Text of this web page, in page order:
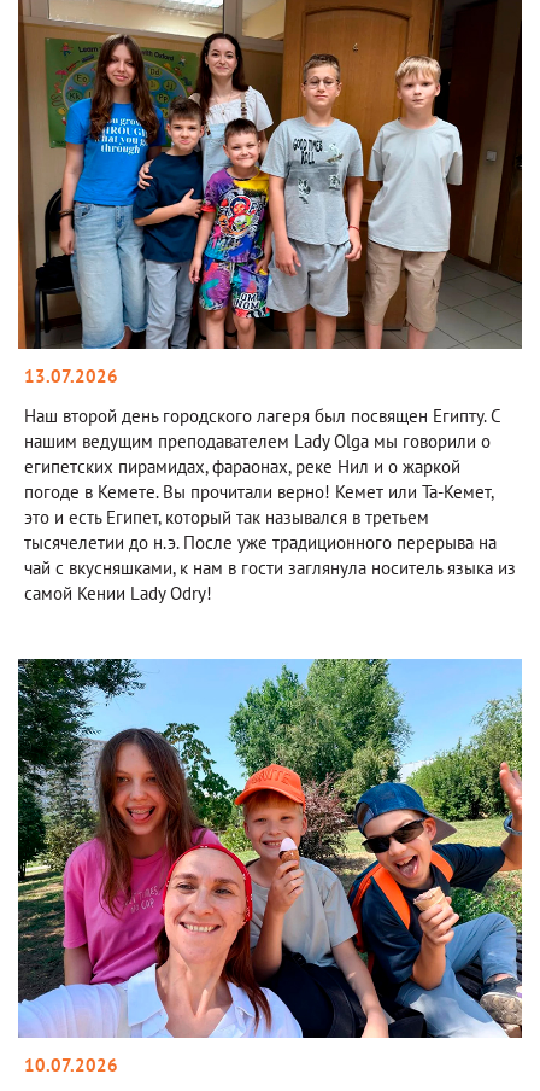
13.07.2026
Наш второй день городского лагеря был посвящен Египту. С
нашим ведущим преподавателем Lady Olga мы говорили о
египетских пирамидах, фараонах, реке Нил и о жаркой
погоде в Кемете. Вы прочитали верно! Кемет или Та-Кемет,
это и есть Египет, который так назывался в третьем
тысячелетии до н.э. После уже традиционного перерыва на
чай с вкусняшками, к нам в гости заглянула носитель языка из
самой Кении Lady Odry!
10.07.2026